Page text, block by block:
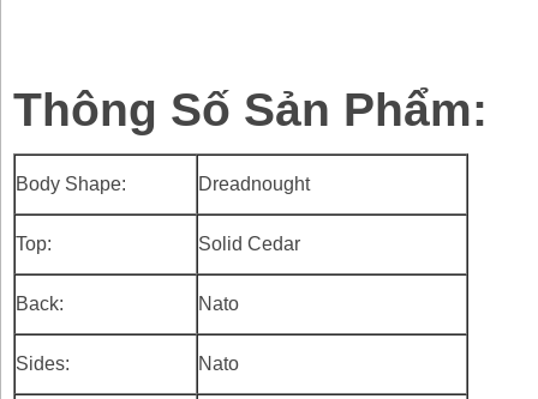
Thông Số Sản Phẩm:
Body Shape: Dreadnought
Top: Solid Cedar
Back: Nato
Sides: Nato